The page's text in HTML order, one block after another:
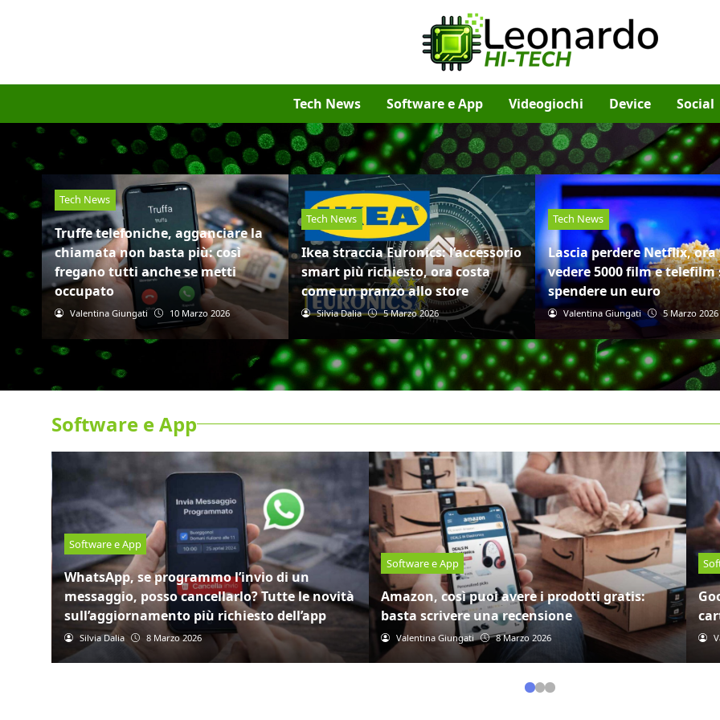
Tech News Software e App Videogiochi Device Social
Tech News
Truffe telefoniche, agganciare la
chiamata non basta più: così
fregano tutti anche se metti
occupato
Valentina Giungati 10 Marzo 2026
Tech News
Ikea straccia Euronics: l’accessorio
smart più richiesto, ora costa
come un pranzo allo store
Silvia Dalia 5 Marzo 2026
Tech News
Lascia perdere Netflix, ora
vedere 5000 film e telefilm
spendere un euro
Valentina Giungati 5 Marzo 2026
Software e App
Software e App
Google ti sta registrando, entra in questa
cartella: ci sono tutte le tue conversazioni
Valentina Giungati 7 Marzo 2026
Software e App
Numero sconosciuto, con questo trucco
legale puoi sapere subito chi si nasconde: è
semplicissimo
Silvia Dalia 6 Marzo 2026